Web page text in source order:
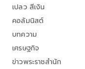
เปลว สีเงิน
คอลัมนิสต์
บทความ
เศรษฐกิจ
ข่าวพระราชสำนัก